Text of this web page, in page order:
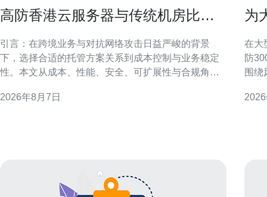
高防香港云服务器与传统机房比较
引言：在跨境业务与对抗网络攻击日益严峻的背景
下，选择合适的托管方案关系到成本控制与业务稳定
性。本文从成本、性能、安全、可扩展性与合规角
帮助企业做出数据驱动的决策。 高防香港云服务器概
2026年8月7日
为
在大
防
围绕
防护体系。 活动前的